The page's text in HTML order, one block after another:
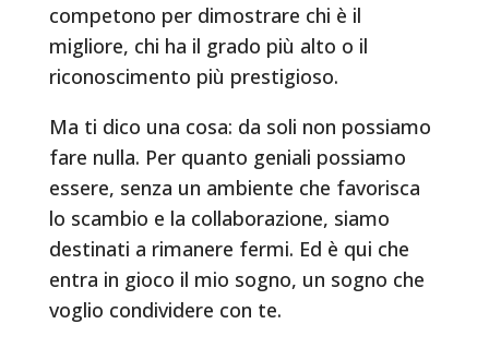
competono per dimostrare chi è il
migliore, chi ha il grado più alto o il
riconoscimento più prestigioso.
Ma ti dico una cosa: da soli non possiamo
fare nulla. Per quanto geniali possiamo
essere, senza un ambiente che favorisca
lo scambio e la collaborazione, siamo
destinati a rimanere fermi. Ed è qui che
entra in gioco il mio sogno, un sogno che
voglio condividere con te.